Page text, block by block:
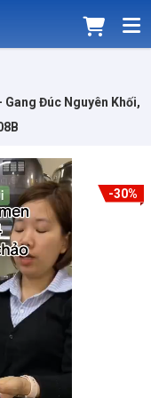
Gang Đúc Nguyên Khối,
-30%